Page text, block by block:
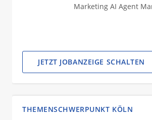
Marketing AI Agent
JETZT JOBANZEIGE SCHALTEN
THEMENSCHWERPUNKT KÖLN